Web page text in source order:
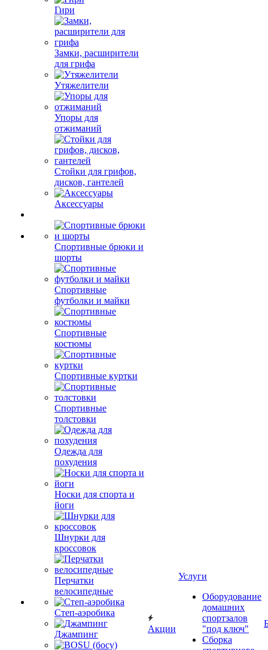
Гири
Замки, расширители
для грифа
Утяжелители
Упоры для
отжиманий
Стойки для грифов,
дисков, гантелей
Аксессуары
Спортивные брюки и
шорты
Спортивные
футболки и майки
Спортивные
костюмы
Спортивные куртки
Спортивные
толстовки
Одежда для
похудения
Носки для спорта и
йоги
Шнурки для
кроссовок
Перчатки
велосипедные
Степ-аэробика
Джампинг
Акции
Услуги
Оборудование
домашних
спортзалов
"под ключ"
Сборка